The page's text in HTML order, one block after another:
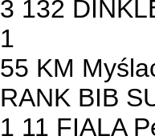
3 132
1
55 KM
RANK BIB
1 11 FIALA